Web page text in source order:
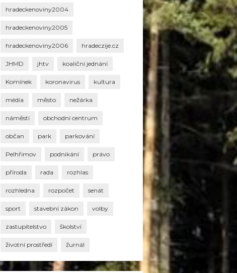
hradeckenoviny2004
hradeckenoviny2005
hradeckenoviny2006 hradeczije.cz
JHMD jhtv koaliční jednání
Komínek koronavirus kultura
média město nežárka
náměstí obchodní centrum
občan park parkování
Pelhřimov podnikání právo
příroda rada rozhlas
rozhledna rozpočet senát
sport stavební zákon volby
zastupitelstvo školství
životní prostředí žurnál